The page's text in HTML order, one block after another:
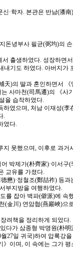
·학자. 본관은 반남(潘
돈녕부사 필균(弼均)의
출생하였다. 성장하면
내기도 하였다. 아버지가
天)의 딸과 혼인하면서
사마천(司馬遷)의 《사
을 습작하였다.
였으며, 처남 이재성(
.
였다.
지 못했으며, 이후로 과
박제가(朴齊家)·이서구
교유를 가졌다.
懋)·정철조(鄭喆祚) 등
부지방을 여행하였다.
를 잡아 벽파(僻派)에 속
(金川) 연암협(燕巖峽)으
려책을 정리하게 되었다.
다가 삼종형 박명원(朴
27일 귀국)하여 압록강
이며, 이 속에는 그가